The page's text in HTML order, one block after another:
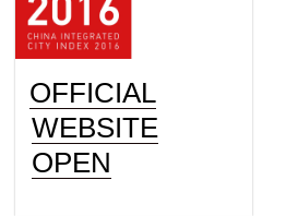
OFFICIAL
WEBSITE
OPEN